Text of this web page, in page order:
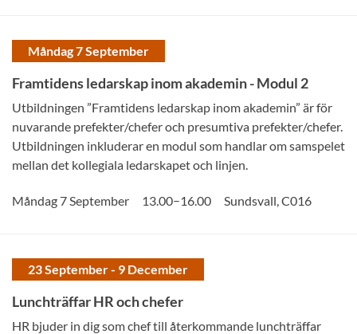
Måndag 7 September
Framtidens ledarskap inom akademin - Modul 2
Utbildningen ”Framtidens ledarskap inom akademin” är för
nuvarande prefekter/chefer och presumtiva prefekter/chefer.
Utbildningen inkluderar en modul som handlar om samspelet
mellan det kollegiala ledarskapet och linjen.
Måndag 7 September 13.00–16.00 Sundsvall C016
23 September - 9 December
Lunchträffar HR och chefer
HR bjuder in dig som chef till återkommande lunchträffar